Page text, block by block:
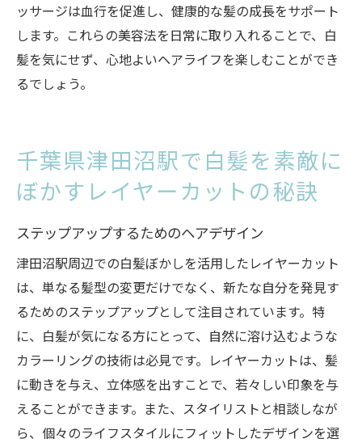
ッサージは血行を促進し、健康的な髪の成長をサポート
します。これらの美容法を日常に取り入れることで、白
髪を気にせず、心地よいヘアライフを楽しむことができ
るでしょう。
千葉県津田沼駅で白髪を素敵に
ぼかすレイヤーカットの秘訣
ステップアップするためのヘアデザイン
津田沼駅周辺での白髪ぼかしを活用したレイヤーカット
は、単なる髪型の変更だけでなく、新たな自分を発見す
るためのステップアップとして注目されています。特
に、白髪が気になる方にとって、自然に溶け込むような
カラーリングの技術は必見です。レイヤーカットは、髪
に動きを与え、立体感を出すことで、若々しい印象を与
えることができます。また、スタイリストと相談しなが
ら、個々のライフスタイルにフィットしたデザインを選